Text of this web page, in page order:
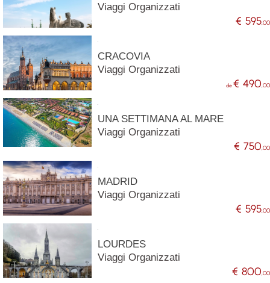
Viaggi Organizzati
€ 595,00
CRACOVIA
Viaggi Organizzati
de€ 490 ,00
UNA SETTIMANA AL MARE
Viaggi Organizzati
€ 750 ,00
MADRID
Viaggi Organizzati
€ 595,00
LOURDES
Viaggi Organizzati
€ 800 ,00